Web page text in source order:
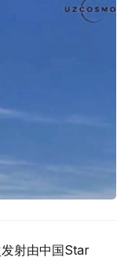
射由中国Star